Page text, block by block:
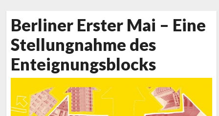
Berliner Erster Mai – Eine
Stellungnahme des
Enteignungsblocks